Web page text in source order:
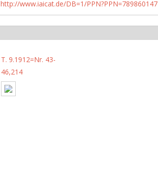
http://www.iaicat.de/DB=1/PPN?PPN=789860147
T. 9.1912=Nr. 43-
46,214